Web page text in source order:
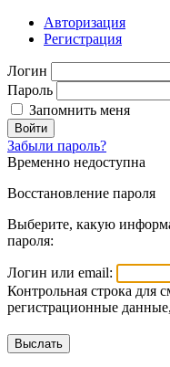
Авторизация
Регистрация
Логин
Пароль
Запомнить меня
Войти
Забыли пароль?
Временно недоступна
Восстановление пароля
Выберите, какую
пароля:
Логин или email:
Контрольная строка для
регистрационные